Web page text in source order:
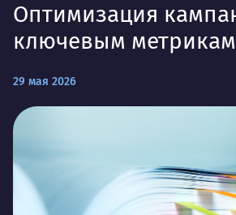
Оптимизация
ключевым метрикам
29 мая 2026